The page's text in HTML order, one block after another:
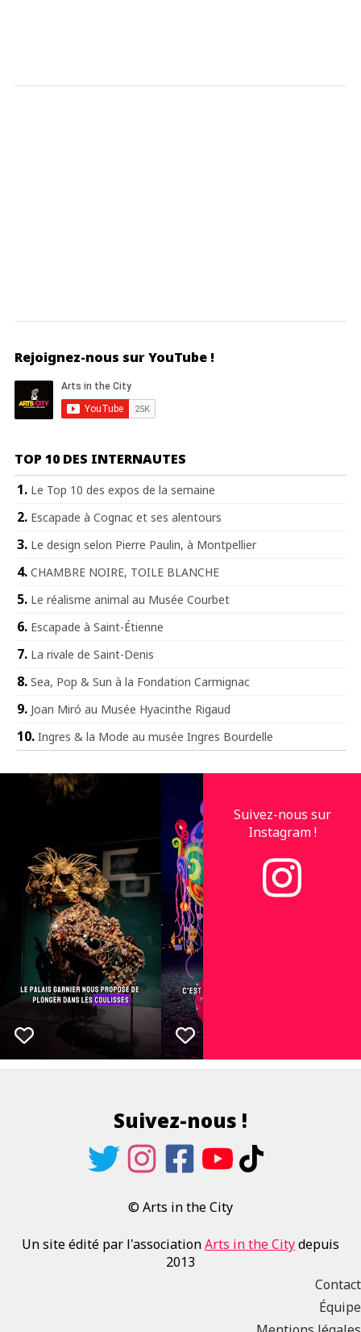
Rejoignez-nous sur YouTube !
TOP 10 DES INTERNAUTES
Le Top 10 des expos de la semaine
Escapade à Cognac et ses alentours
Le design selon Pierre Paulin, à Montpellier
CHAMBRE NOIRE, TOILE BLANCHE
Le réalisme animal au Musée Courbet
Escapade à Saint-Étienne
La rivale de Saint-Denis
Sea, Pop & Sun à la Fondation Carmignac
Joan Miró au Musée Hyacinthe Rigaud
Ingres & la Mode au musée Ingres Bourdelle
Suivez-nous sur
Instagram !
Suivez-nous !
© Arts in the City
Un site édité par l'associationArts in the Citydepuis
2013
Contact
Équipe